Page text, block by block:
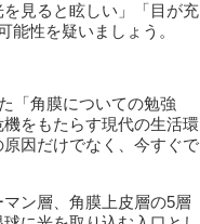
見ると眩しい」「目が充
性を疑いましょう。
「角膜についての勉強
をもたらす現代の生活環
因だけでなく、今すぐで
ン層、角膜上皮層の5層